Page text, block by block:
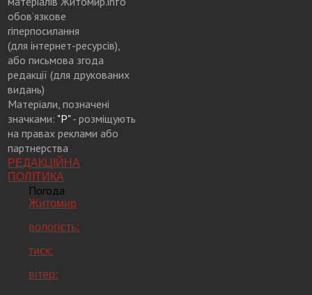
обов’язкове
гіперпосилання
(для інтернет-ресурсів),
або письмова згода
редакції (для друкованих
видань)
Матеріали, позначені
значками: "Р"- розміщують
на правах реклами або
партнерства
РЕДАКЦІЙНА
ПОЛІТИКА
Погода
Житомир
вологість:
тиск:
вітер: